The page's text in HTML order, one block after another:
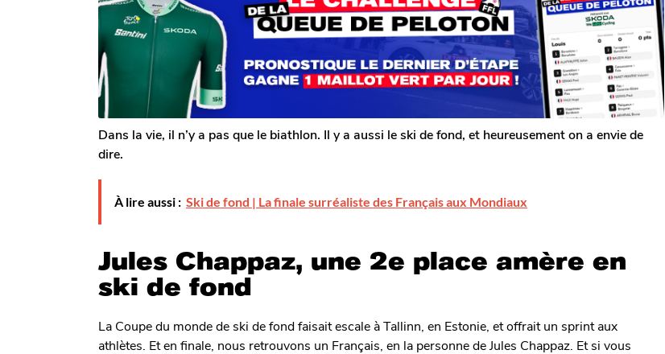
a
g
o
o
m
G
a
l
e
r
o
n
g
o
Dans la vie, il n’y a pas que le biathlon. Il y a aussi le ski de fond, et heureusement on a envie de
dire.
À lire aussi : Ski de fond | La finale surréaliste des Français aux Mondiaux
Jules Chappaz, une 2e place amère en
ski de fond
La Coupe du monde de ski de fond faisait escale à Tallinn, en Estonie, et offrait un sprint aux
athlètes. Et en finale, nous retrouvons un Français, en la personne de Jules Chappaz. Et si vous